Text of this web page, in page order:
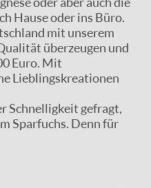
Hause oder ins Büro.
mit unserem
überzeugen und
Euro. Mit
Lieblingskreationen
Schnelligkeit gefragt,
Sparfuchs. Denn für